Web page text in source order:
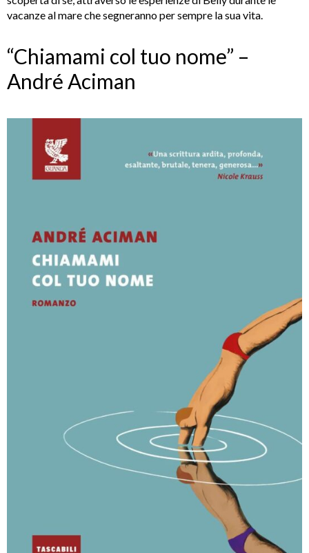
vacanze al mare che segneranno per sempre la sua vita.
“Chiamami col tuo nome” –
André Aciman